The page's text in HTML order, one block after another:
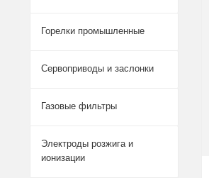
Горелки промышленные
Сервоприводы и заслонки
Газовые фильтры
Электроды розжига и
ионизации